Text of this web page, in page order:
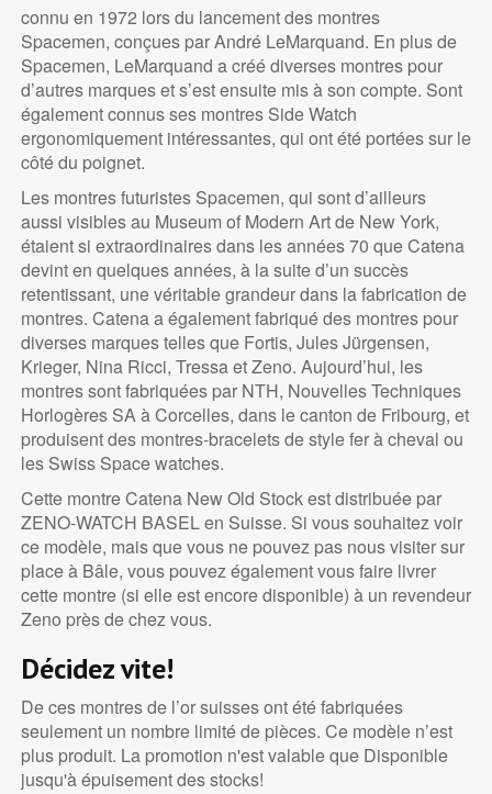
connu en 1972 lors du lancement des montres
Spacemen, conçues par André LeMarquand. En plus de
Spacemen, LeMarquand a créé diverses montres pour
d’autres marques et s’est ensuite mis à son compte. Sont
également connus ses montres Side Watch
ergonomiquement intéressantes, qui ont été portées sur le
côté du poignet.
Les montres futuristes Spacemen, qui sont d’ailleurs
aussi visibles au Museum of Modern Art de New York,
étaient si extraordinaires dans les années 70 que Catena
devint en quelques années, à la suite d’un succès
retentissant, une véritable grandeur dans la fabrication de
montres. Catena a également fabriqué des montres pour
diverses marques telles que Fortis, Jules Jürgensen,
Krieger, Nina Ricci, Tressa et Zeno. Aujourd’hui, les
montres sont fabriquées par NTH, Nouvelles Techniques
Horlogères SA à Corcelles, dans le canton de Fribourg, et
produisent des montres-bracelets de style fer à cheval ou
les Swiss Space watches.
Cette montre Catena New Old Stock est distribuée par
ZENO-WATCH BASEL en Suisse. Si vous souhaitez voir
ce modèle, mais que vous ne pouvez pas nous visiter sur
place à Bâle, vous pouvez également vous faire livrer
cette montre (si elle est encore disponible) à un revendeur
Zeno près de chez vous.
Décidez vite!
De ces montres de l’or suisses ont été fabriquées
seulement un nombre limité de pièces. Ce modèle n’est
plus produit. La promotion n'est valable que Disponible
jusqu'à épuisement des stocks!